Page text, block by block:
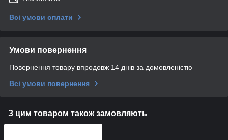
Всі умови оплати
Умови повернення
Повернення товару впродовж 14 днів за домовленістю
Всі умови повернення
З цим товаром також замовляють